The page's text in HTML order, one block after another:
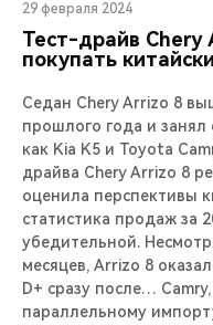
29 февраля 2024
Тест-драйв Chery
покупать
Седан Chery Arrizo 8
прошлого года и
как Kia K5 и Toyota
драйва Chery Arrizo 8
оценила перспективы
статистика продаж за
убедительной.
месяцев, Arrizo 8
D+ сразу после…
параллельному